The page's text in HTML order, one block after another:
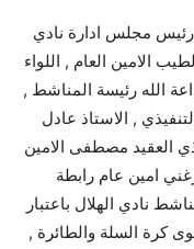
مجلس ادارة نادي
الامين العام , اللواء
الله رئيسة المناشط ,
, الاستاذ عادل
العقيد مصطفى الامين
امين عام رابطة
نادي الهلال باعتبار
كرة السلة والطائرة ,